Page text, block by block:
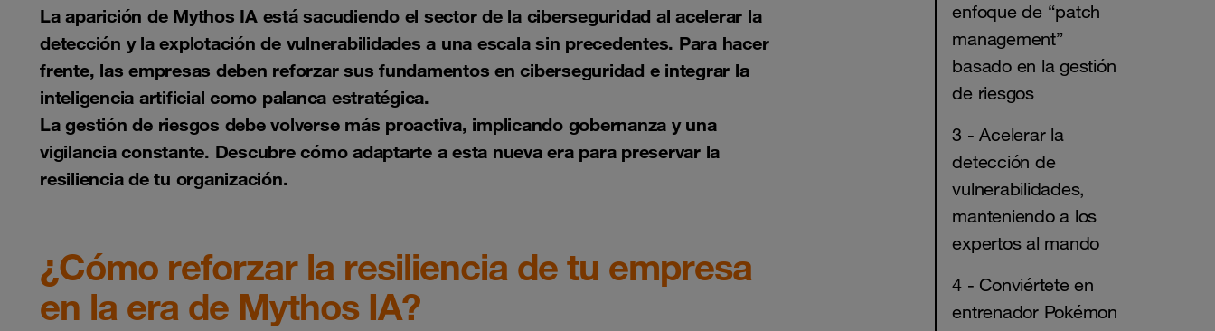
La aparición de Mythos IA está sacudiendo el sector de la ciberseguridad al acelerar la
detección y la explotación de vulnerabilidades a una escala sin precedentes. Para hacer
frente, las empresas deben reforzar sus fundamentos en ciberseguridad e integrar la
inteligencia artificial como palanca estratégica.
La gestión de riesgos debe volverse más proactiva, implicando gobernanza y una
vigilancia constante. Descubre cómo adaptarte a esta nueva era para preservar la
resiliencia de tu organización.
¿Cómo reforzar la resiliencia de tu empresa
en la era de Mythos IA?
enfoque de “patch
management”
basado en la gestión
de riesgos
3 - Acelerar la
detección de
vulnerabilidades,
manteniendo a los
expertos al mando
4 - Conviértete en
entrenador Pokémon